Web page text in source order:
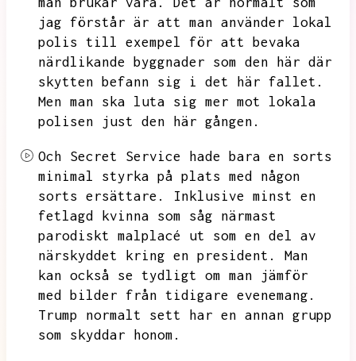
jag förstår är att man använder lokal
polis till exempel för att bevaka
närdlikande byggnader som den här där
skytten befann sig i det här fallet.
Men man ska luta sig mer mot lokala
polisen just den här gången.
Och Secret Service hade bara en sorts
minimal styrka på plats med någon
sorts ersättare.
Inklusive minst en
fetlagd kvinna som såg närmast
parodiskt malplacé ut som en del av
närskyddet kring en president.
Man
kan också se tydligt om man jämför
med bilder från tidigare evenemang.
Trump normalt sett har en annan grupp
som skyddar honom.